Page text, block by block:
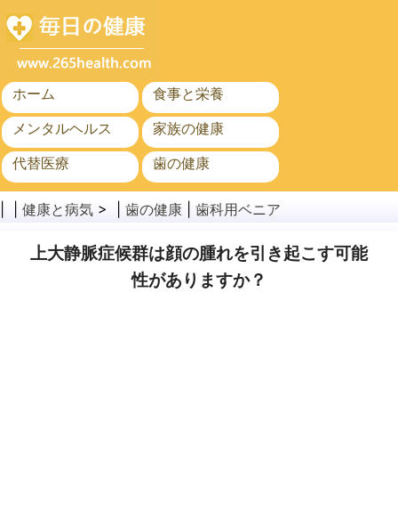
ホーム
食事と栄養
メンタルヘルス
家族の健康
代替医療
歯の健康
がん
公衆衛生と安全
健康と病気 > | 歯の健康 歯科用ベニア
上大静脈症候群は顔の腫れを引き起こす可能
性がありますか？